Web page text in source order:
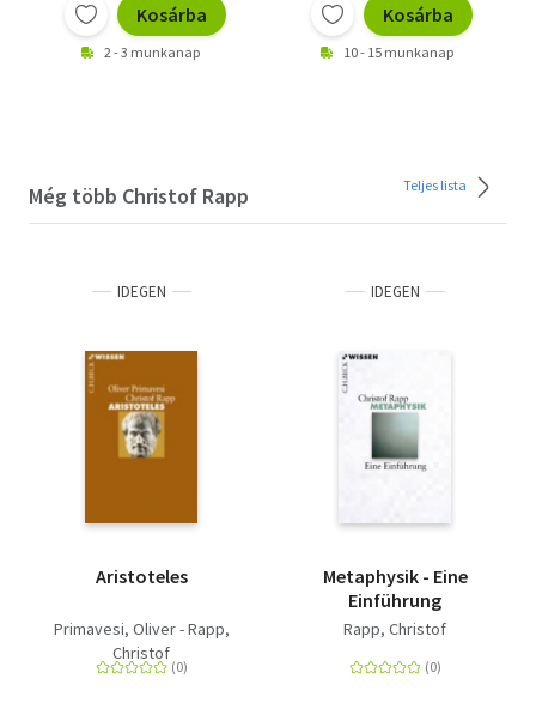
Kosárba
2 - 3 munkanap
Kosárba
10 - 15 munkanap
Még több Christof Rapp Teljes lista
IDEGEN
Aristoteles
Primavesi, Oliver - Rapp,
Christof
IDEGEN
Metaphysik - Eine
Einführung
Rapp, Christof